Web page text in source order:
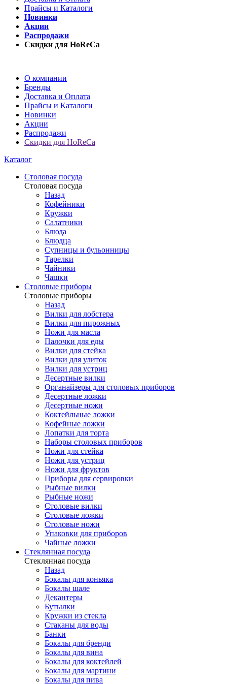
Прайсы и Каталоги
Новинки
Акции
Распродажи
Скидки для HoReCa
О компании
Бренды
Доставка и Оплата
Прайсы и Каталоги
Новинки
Акции
Распродажи
Скидки для HoReCa
Каталог
Столовая посуда
Столовая посуда
Назад
Кофейники
Кружки
Салатники
Блюда
Блюдца
Супницы и бульонницы
Тарелки
Чайники
Чашки
Cтоловые приборы
Cтоловые приборы
Назад
Вилки для лобстера
Вилки для пирожных
Ножи для масла
Палочки для еды
Вилки для стейка
Вилки для улиток
Вилки для устриц
Десертные вилки
Органайзеры для столовых приборов
Десертные ложки
Десертные ножи
Коктейльные ложки
Кофейные ложки
Лопатки для торта
Наборы столовых приборов
Ножи для стейка
Ножи для устриц
Ножи для фруктов
Приборы для сервировки
Рыбные вилки
Рыбные ножи
Столовые вилки
Столовые ложки
Столовые ножи
Упаковки для приборов
Чайные ложки
Стеклянная посуда
Стеклянная посуда
Назад
Бокалы для коньяка
Бокалы шале
Декантеры
Бутылки
Кружки из стекла
Стаканы для воды
Банки
Бокалы для бренди
Бокалы для вина
Бокалы для коктейлей
Бокалы для мартини
Бокалы для пива